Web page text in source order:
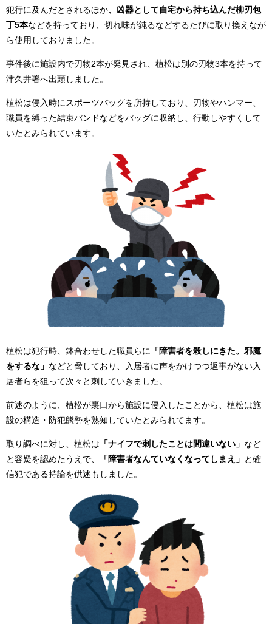
犯行に及んだとされるほか、凶器として自宅から持ち込んだ柳刃包
丁5本などを持っており、切れ味が鈍るなどするたびに取り換えなが
ら使用しておりました。
事件後に施設内で刃物2本が発見され、植松は別の刃物3本を持って
津久井署へ出頭しました。
植松は侵入時にスポーツバッグを所持しており、刃物やハンマー、
職員を縛った結束バンドなどをバッグに収納し、行動しやすくして
いたとみられています。
植松は犯行時、鉢合わせした職員らに
「障害者を殺しにきた。邪魔
をするな」 などと脅しており、入居者に声をかけつつ返事がない入
居者らを狙って次々と刺していきました。
前述のように、植松が裏口から施設に侵入したことから、植松は施
設の構造・防犯態勢を熟知していたとみられてます。
取り調べに対し、植松は 「ナイフで刺したことは間違いない」 など
と容疑を認めたうえで、
「障害者なんていなくなってしまえ」
と確
信犯である持論を供述もしました。